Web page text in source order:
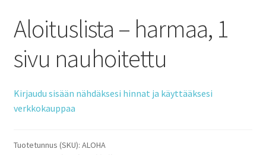
Aloituslista – harmaa, 1
sivu nauhoitettu
Kirjaudu sisään nähdäksesi hinnat ja käyttääksesi
verkkokauppaa
Tuotetunnus (SKU): ALOHA